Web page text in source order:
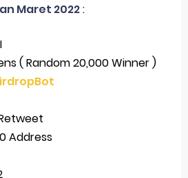
Komunitas Aktif Melalui Quest dan Gamifikasi
di 2025 Dari PENGU hingga MEMEFI
Pensiun 401(k) Kebijakan Baru dari Gedung Putih
di Exchange Terus Menurun
Perlu Kamu Ketahui di Tahun 2025
Maret 2022:
( Random 20,000 Winner )
Address